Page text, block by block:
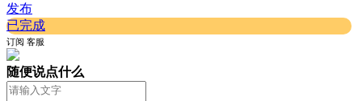
发布
已完成
订阅 客服
随便说点什么